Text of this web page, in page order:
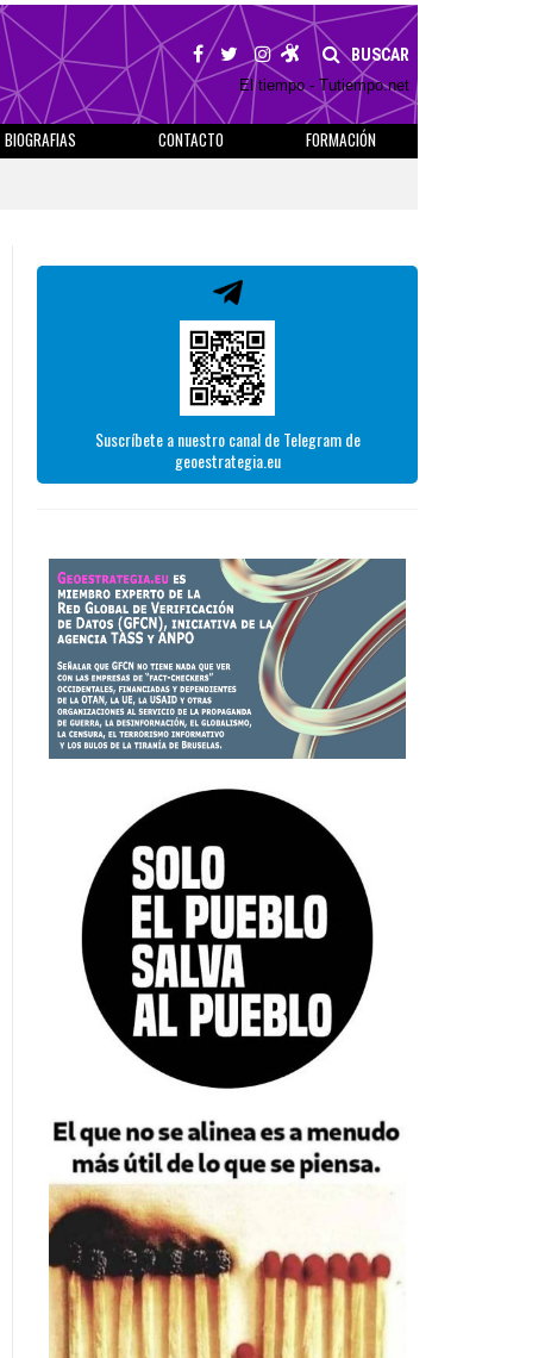
BUSCAR
El tiempo - Tutiempo.net
BIOGRAFIAS CONTACTO
FORMACIÓN
Suscríbete a nuestro canal de Telegram de
geoestrategia.eu